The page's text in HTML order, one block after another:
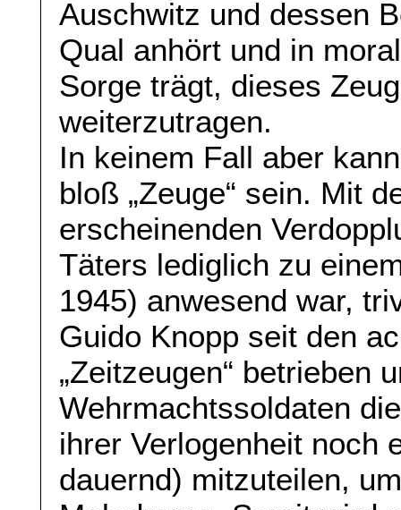
Auschwitz und dessen
Qual anhört und in
Sorge trägt, dieses
weiterzutragen.
In keinem Fall aber
bloß „Zeuge“ sein. Mit
erscheinenden
Täters lediglich zu
1945) anwesend war,
Guido Knopp seit den
„Zeitzeugen“ betrieben
Wehrmachtssoldaten
ihrer Verlogenheit noch
dauernd) mitzuteilen,